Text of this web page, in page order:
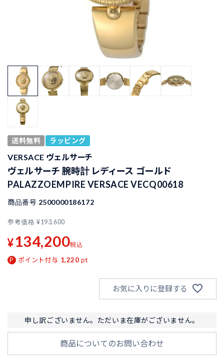
送料無料 ラッピング
VERSACE ヴェルサーチ
ヴェルサーチ 腕時計 レディース ゴールド
PALAZZOEMPIRE VERSACE VECQ00618
商品番号 2500000186172
参考価格 ¥193,600
¥134,200税込
ポイント付与 1,220 pt
お気に入りに登録する
申し訳ございません。ただいま在庫がございません。
商品についてのお問い合わせ